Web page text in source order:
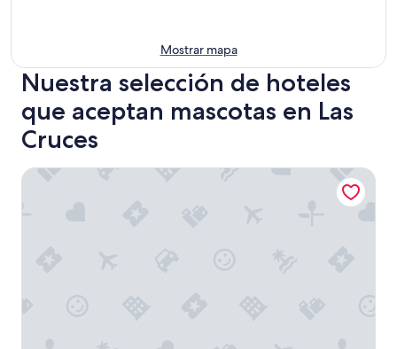
Mostrar mapa
Nuestra selección de hoteles
que aceptan mascotas en Las
Cruces
Days Inn by Wyndham Las Cruces